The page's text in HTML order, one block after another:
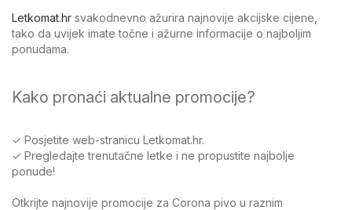
Letkomat.hr svakodnevno ažurira najnovije akcijske cijene,
tako da uvijek imate točne i ažurne informacije o najboljim
ponudama.
Kako pronaći aktualne promocije?
✓ Posjetite web-stranicu Letkomat.hr.
✓ Pregledajte trenutačne letke i ne propustite najbolje
ponude!
Otkrijte najnovije promocije za Corona pivo u raznim